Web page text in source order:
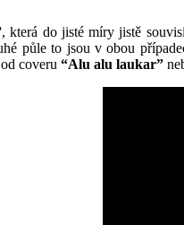
, která do jisté míry jistě
půle to jsou v obou
coveru “Alu alu laukar”